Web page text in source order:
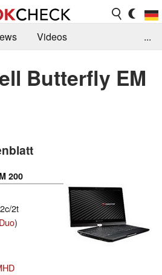
Videos
Suche
Jobs
...
Butterfly EM
200
2c/2t
)